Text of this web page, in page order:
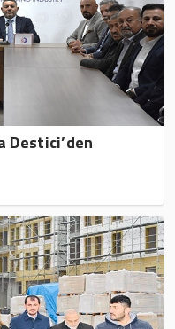
Destici’den